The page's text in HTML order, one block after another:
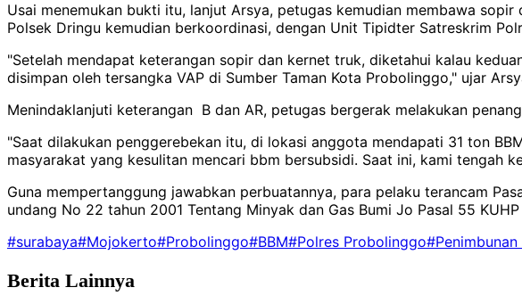
Usai menemukan bukti itu, lanjut Arsya, petugas kemudian membawa
Polsek Dringu kemudian berkoordinasi, dengan Unit Tipidter Satreskrim
"Setelah mendapat keterangan sopir dan kernet truk, diketahui kalau
disimpan oleh tersangka VAP di Sumber Taman Kota Probolinggo," ujar
Menindaklanjuti keterangan B dan AR, petugas bergerak melakukan
"Saat dilakukan penggerebekan itu, di lokasi anggota mendapati 31 ton
masyarakat yang kesulitan mencari bbm bersubsidi. Saat ini, kami tengah
Guna mempertanggung jawabkan perbuatannya, para pelaku terancam
undang No 22 tahun 2001 Tentang Minyak dan Gas Bumi Jo Pasal 55
#surabaya#Mojokerto#Probolinggo#BBM#Polres Probolinggo#Penimbunan
Berita Lainnya